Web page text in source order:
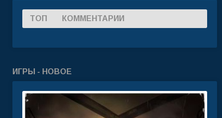
ТОП КОММЕНТАРИИ
ИГРЫ - НОВОЕ